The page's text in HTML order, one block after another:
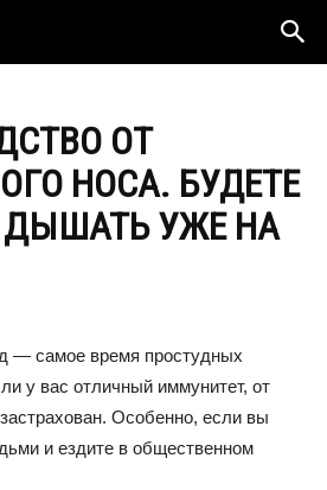
ОТ
НОСА. БУДЕТЕ
УЖЕ НА
— самое время простудных
у вас отличный иммунитет, от
застрахован. Особенно, если вы
и ездите в общественном